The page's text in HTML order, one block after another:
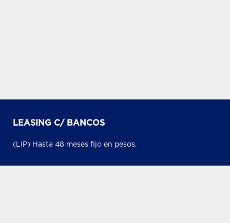
LEASING C/ BANCOS
(LIP) Hasta 48 meses fijo en pesos.